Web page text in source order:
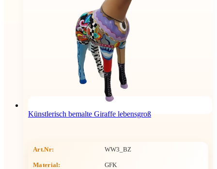
Künstlerisch bemalte Giraffe lebensgroß
Art.Nr: WW3_BZ
Material: GFK